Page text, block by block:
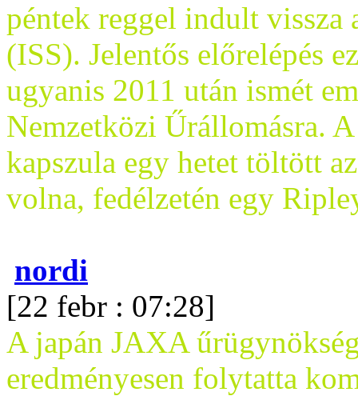
péntek reggel indult
(ISS). Jelentős előrelépés
ugyanis 2011 után ismét
Nemzetközi Űrállomásra.
kapszula egy hetet töltött
volna, fedélzetén egy
nordi
[22 febr : 07:28]
A japán JAXA
eredményesen folytatta